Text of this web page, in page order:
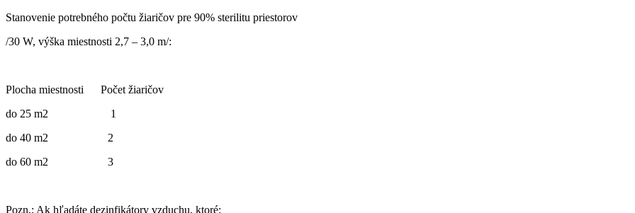
Stanovenie potrebného počtu žiaričov pre 90% sterilitu priestorov
/30 W, výška miestnosti 2,7 – 3,0 m/:
Plocha miestnosti Počet žiaričov
do 25 m2 1
do 40 m2 2
do 60 m2 3
Pozn.: Ak hľadáte dezinfikátory vzduchu, ktoré: